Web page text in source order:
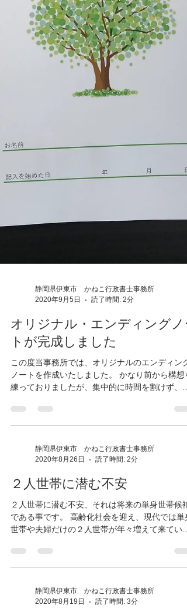
静岡県伊東市 かねこ行政書士事務所
2020年9月5日
読了時間: 2分
オリジナル・エンディングノ
トが完成しました
ノートを作成いたしました。 かなり前から構想
練っておりましたが、集中的に時間を割けず、カ
た。 ああでもない、こうでもないと構成を考え
やペー...
静岡県伊東市 かねこ行政書士事務所
2020年8月26日
読了時間: 2分
２人世帯に潜む不安
である事です。 高齢化社会を迎え、現代では単
世帯や夫婦だけの２人世帯が年々増えて来ていま